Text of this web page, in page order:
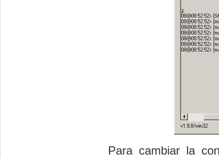
Para cambiar la